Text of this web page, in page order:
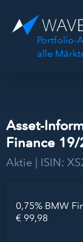
Portfolio-
alle
Asset-
Finance 19/
Aktie | ISIN:
€ 99,98